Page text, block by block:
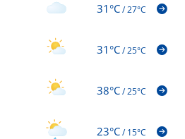
31°C/27°C
31°C/25°C
38°C/25°C
23°C/15°C